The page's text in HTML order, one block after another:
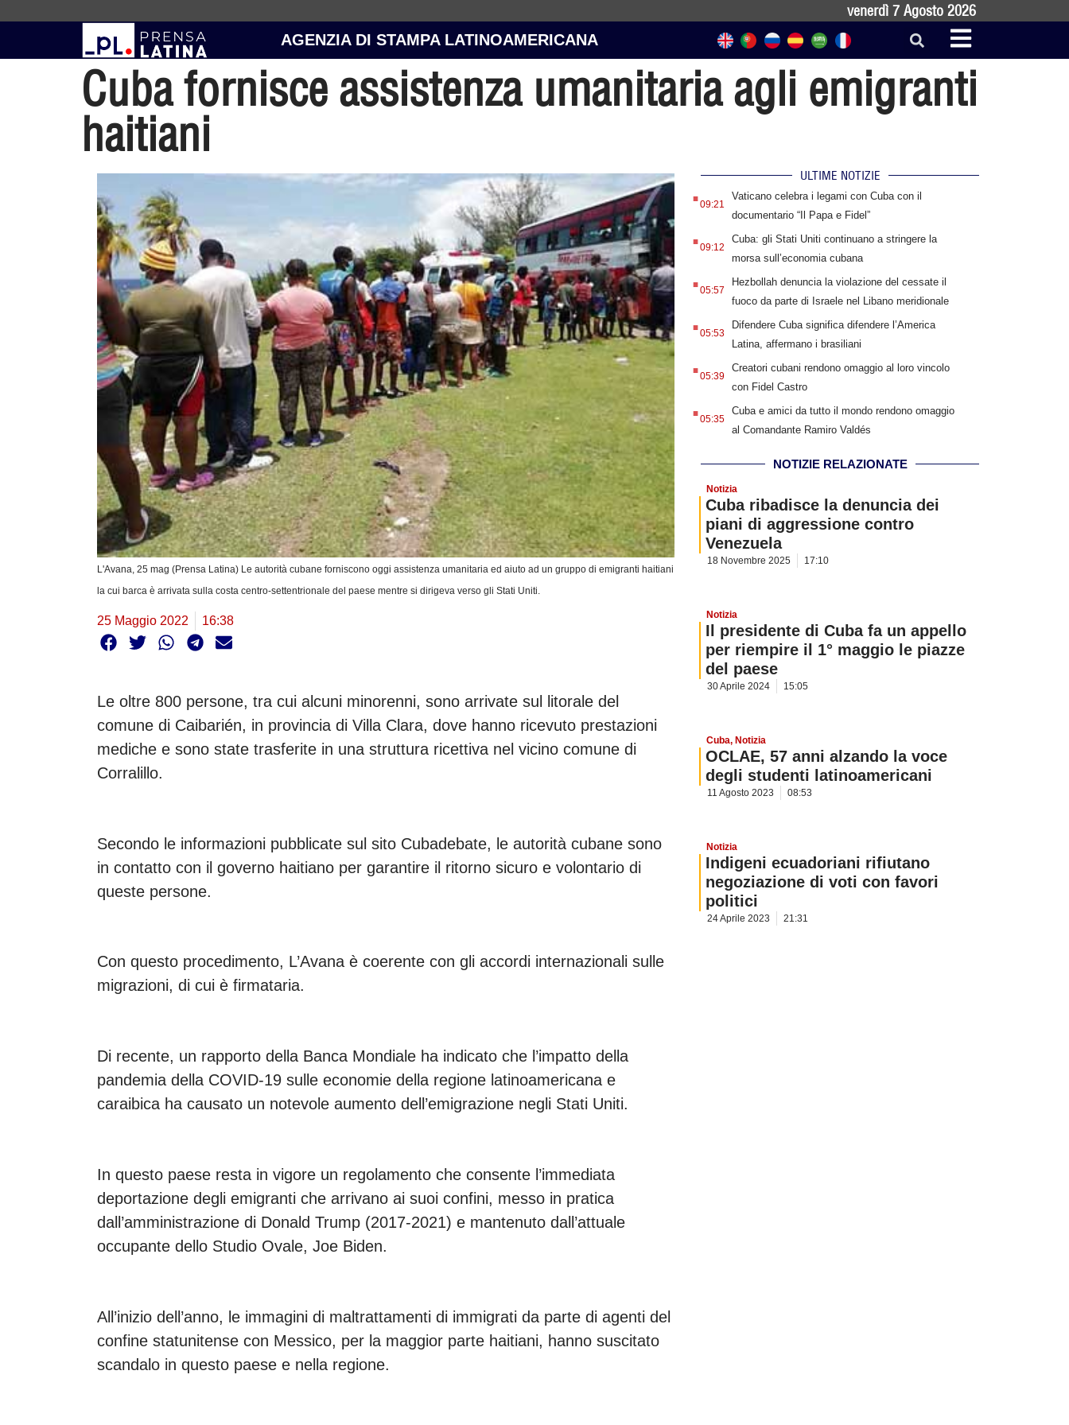
venerdì 7 Agosto 2026
AGENZIA DI STAMPA LATINOAMERICANA
Cuba fornisce assistenza umanitaria agli emigranti
haitiani
L'Avana, 25 mag (Prensa Latina) Le autorità cubane forniscono oggi assistenza umanitaria ed aiuto ad un gruppo di emigranti haitiani
la cui barca è arrivata sulla costa centro-settentrionale del paese mentre si dirigeva verso gli Stati Uniti.
25 Maggio 2022 16:38
Le oltre 800 persone, tra cui alcuni minorenni, sono arrivate sul litorale del
comune di Caibarién, in provincia di Villa Clara, dove hanno ricevuto prestazioni
mediche e sono state trasferite in una struttura ricettiva nel vicino comune di
Corralillo.
Secondo le informazioni pubblicate sul sito Cubadebate, le autorità cubane sono
in contatto con il governo haitiano per garantire il ritorno sicuro e volontario di
queste persone.
Con questo procedimento, L’Avana è coerente con gli accordi internazionali sulle
migrazioni, di cui è firmataria.
Di recente, un rapporto della Banca Mondiale ha indicato che l’impatto della
pandemia della COVID-19 sulle economie della regione latinoamericana e
caraibica ha causato un notevole aumento dell’emigrazione negli Stati Uniti.
In questo paese resta in vigore un regolamento che consente l’immediata
deportazione degli emigranti che arrivano ai suoi confini, messo in pratica
dall’amministrazione di Donald Trump (2017-2021) e mantenuto dall’attuale
occupante dello Studio Ovale, Joe Biden.
All’inizio dell’anno, le immagini di maltrattamenti di immigrati da parte di agenti del
confine statunitense con Messico, per la maggior parte haitiani, hanno suscitato
scandalo in questo paese e nella regione.
ULTIME NOTIZIE
.09:21
Vaticano celebra i legami con Cuba con il
documentario “Il Papa e Fidel”
.09:12
Cuba: gli Stati Uniti continuano a stringere la
morsa sull’economia cubana
.05:57
Hezbollah denuncia la violazione del cessate il
fuoco da parte di Israele nel Libano meridionale
.05:53
Difendere Cuba significa difendere l’America
Latina, affermano i brasiliani
.05:39
Creatori cubani rendono omaggio al loro vincolo
con Fidel Castro
.05:35
Cuba e amici da tutto il mondo rendono omaggio
al Comandante Ramiro Valdés
NOTIZIE RELAZIONATE
Notizia
Cuba ribadisce la denuncia dei
piani di aggressione contro
Venezuela
18 Novembre 2025 17:10
Notizia
Il presidente di Cuba fa un appello
per riempire il 1° maggio le piazze
del paese
30 Aprile 2024 15:05
Cuba, Notizia
OCLAE, 57 anni alzando la voce
degli studenti latinoamericani
11 Agosto 2023 08:53
Notizia
Indigeni ecuadoriani rifiutano
negoziazione di voti con favori
politici
24 Aprile 2023 21:31